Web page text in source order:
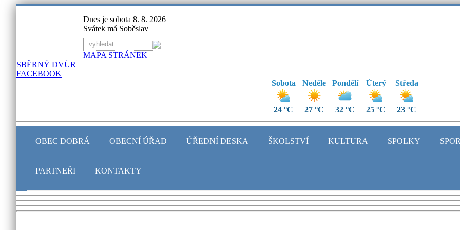
Dnes je sobota 8. 8. 2026
Svátek má Soběslav
MAPA STRÁNEK
SBĚRNÝ DVŮR
FACEBOOK
Sobota
24 °C
Neděle
27 °C
Pondělí
32 °C
Úterý
25 °C
Středa
23 °C
OBEC DOBRÁ OBECNÍ ÚŘAD ÚŘEDNÍ DESKA ŠKOLSTVÍ KULTURA SPOLKY
PARTNEŘI KONTAKTY